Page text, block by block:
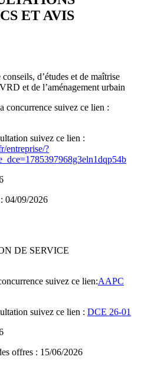
ET AVIS
d’études et de maîtrise
et de l’aménagement urbain
concurrence suivez ce lien :
suivez ce lien :
entreprise/?
04/09/2026
DE SERVICE
suivez ce lien:AAPC
suivez ce lien : DCE 26-01
offres : 15/06/2026